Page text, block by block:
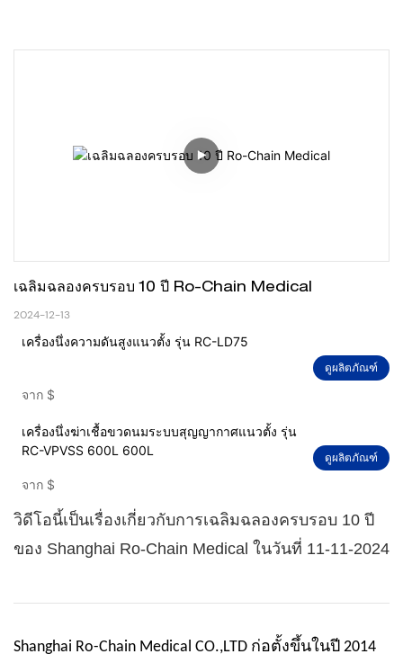
เฉลิมฉลองครบรอบ 10 ปี Ro-Chain Medical
2024-12-13
เครื่องนึ่งความดันสูงแนวตั้ง รุ่น RC-LD75
จาก $
ดูผลิตภัณฑ์
เครื่องนึ่งฆ่าเชื้อขวดนมระบบสุญญากาศแนวตั้ง รุ่น
RC-VPVSS 600L 600L
จาก $
ดูผลิตภัณฑ์
วิดีโอนี้เป็นเรื่องเกี่ยวกับการเฉลิมฉลองครบรอบ 10 ปี
ของ Shanghai Ro-Chain Medical ในวันที่ 11-11-2024
Shanghai Ro-Chain Medical CO.,LTD ก่อตั้งขึ้นในปี 2014